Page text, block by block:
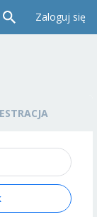
Zaloguj się